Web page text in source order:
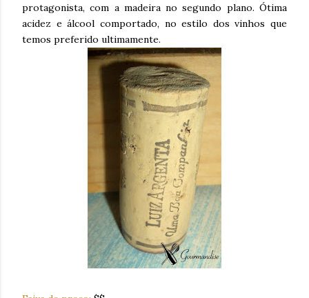
protagonista, com a madeira no segundo plano. Ótima
acidez e álcool comportado, no estilo dos vinhos que
temos preferido ultimamente.